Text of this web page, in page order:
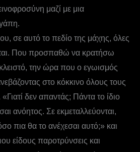
μαζί με μια
σε αυτό το πεδίο της μάχης, όλες
Που προσπαθώ να κρατήσω
την ώρα που ο εγωισμός
στο κόκκινο όλους τους
δεν απαντάς; Πάντα το ίδιο
ανόητος. Σε εκμεταλλεύονται,
πια θα το ανέχεσαι αυτό;» και
είδους παροτρύνσεις και